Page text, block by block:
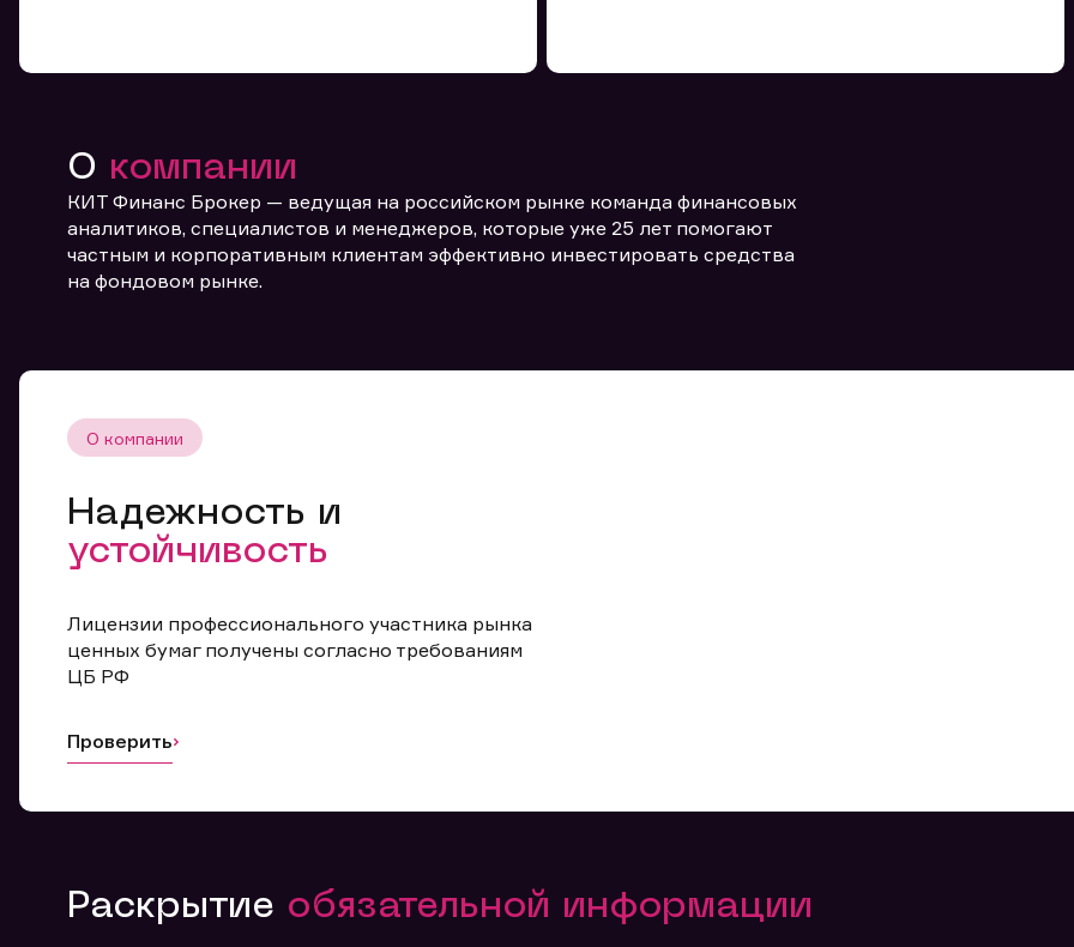
О компании
КИТ Финанс Брокер — ведущая на российском рынке команда финансовых
аналитиков, специалистов и менеджеров, которые уже 25 лет помогают
частным и корпоративным клиентам эффективно инвестировать средства
на фондовом рынке.
О компании
Надежность и
устойчивость
Лицензии профессионального участника рынка
ценных бумаг получены согласно требованиям
ЦБ РФ
Проверить
Раскрытие обязательной информации
Отправить заявку